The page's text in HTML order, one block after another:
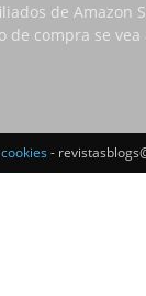
de Amazon
compra se
cookies -